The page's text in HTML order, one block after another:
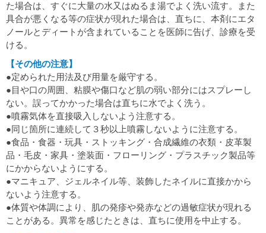
た場合は、すぐに大量の水又はぬるま湯でよく洗い流す。また
具合が悪くなる等の症状が現れた場合は、直ちに、本剤にエタ
ノールとディートが含まれていることを医師に告げ、診療を受
ける。
【その他の注意】
●定められた用法及び用量を厳守する。
●目や口の周囲、粘膜や傷口など肌の弱い部分にはスプレーし
ない。誤ってかかった場合は直ちに水でよく洗う。
●噴霧気体を直接吸入しないよう注意する。
●同じ箇所に連続して３秒以上噴霧しないように注意する。
●食品・食器・玩具・ストッキング・合成繊維の衣類・皮革製
品・毛皮・家具・塗装面・フローリング・プラスチック製品等
にかからないようにする。
●マニキュア、ジェルネイル等、装飾したネイルに直接かから
ないよう注意する。
●体質や体調により、肌の発疹や発赤などの過敏症状が現れる
ことがある。異常を感じたときは、直ちに使用を中止する。